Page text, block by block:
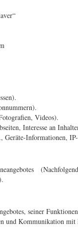
Videos).
Interesse an
Informationen,
seiner
und Kommunikation mit